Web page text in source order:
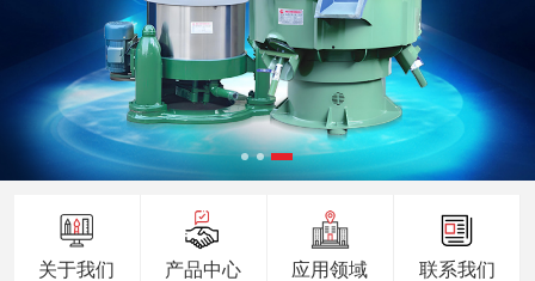
关于我们 产品中心 应用领域 联系我们